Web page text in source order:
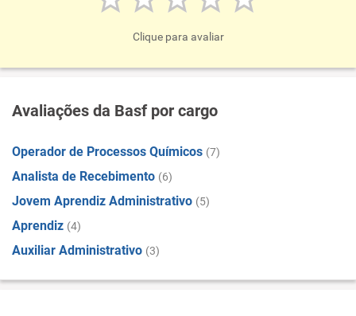
Clique para avaliar
Avaliações da Basf por cargo
Operador de Processos Químicos (7)
Analista de Recebimento (6)
Jovem Aprendiz Administrativo (5)
Aprendiz (4)
Auxiliar Administrativo (3)